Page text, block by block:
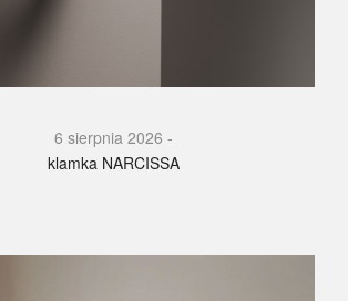
6 sierpnia 2026
klamka NARCISSA